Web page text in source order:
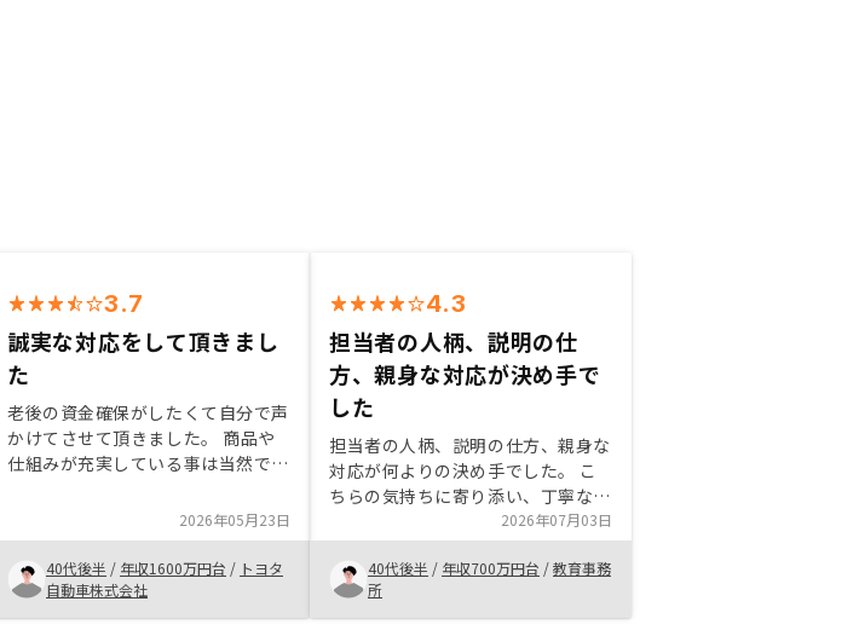
3.7
誠実な対応をして頂きまし
た
老後の資金確保がしたくて自分で声
かけてさせて頂きました。 商品や
仕組みが充実している事は当然です
自分の納得の為、沢山の質問をさせ
て頂いた際、全てにおいて誠実にご
回答頂けた印象を持った事が、購入
を決めた理由です。
2026年05月23日
40代後半 / 年収1600万円台 / トヨタ
自動車株式会社
4.3
担当者の人柄、説明の仕
方、親身な対応が決め手で
した
担当者の人柄、説明の仕方、親身な
対応が何よりの決め手でした。 こ
ちらの気持ちに寄り添い、丁寧な対
応で、安心できました。 物件は優
良なものが数多くある印象を受けま
した。 説明を聞く中で、与信枠を
有効に使いたいと思うようになりま
した。優良物件で地方ない部分もあ
2026年07月03日
40代後半 / 年収700万円台 /教育事務
所